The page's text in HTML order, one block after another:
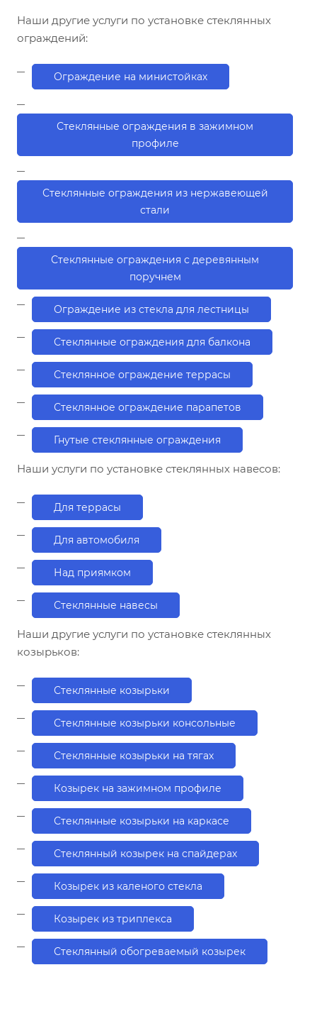
Наши другие услуги по установке стеклянных
ограждений:
Ограждение на министойках
Стеклянные ограждения в зажимном
профиле
Стеклянные ограждения из нержавеющей
стали
Стеклянные ограждения с деревянным
поручнем
Ограждение из стекла для лестницы
Стеклянные ограждения для балкона
Стеклянное ограждение террасы
Стеклянное ограждение парапетов
Гнутые стеклянные ограждения
Наши услуги по установке стеклянных навесов:
Для террасы
Для автомобиля
Над приямком
Стеклянные навесы
Наши другие услуги по установке стеклянных
козырьков:
Стеклянные козырьки
Стеклянные козырьки консольные
Стеклянные козырьки на тягах
Козырек на зажимном профиле
Стеклянные козырьки на каркасе
Стеклянный козырек на спайдерах
Козырек из каленого стекла
Козырек из триплекса
Стеклянный обогреваемый козырек